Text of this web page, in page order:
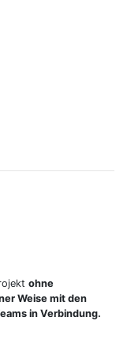
ohne
Weise mit den
in Verbindung.